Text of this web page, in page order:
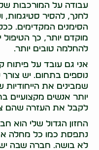
עבודה על המורכבות
לחנך, להסיר סטיגמות,
הסימנים המקדימים.
מוקדם יותר, כך הטיפול
להחלמה טובים יותר.
אני גם עובד על פיתוח
נוספים בתחום. יש
שמבינים את הייחודיות
יותר אנשים מקצועיים
לקבל את העזרה שהם
החזון הגדול שלי הוא
נתפסת כמו כל מחלה
לא בושה. חברה שבה